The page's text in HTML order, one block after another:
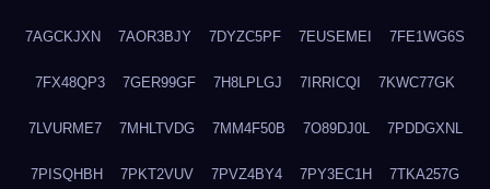
7AGCKJXN 7AOR3BJY 7DYZC5PF 7EUSEMEI 7FE1WG6S
7FX48QP3 7GER99GF 7H8LPLGJ 7IRRICQI 7KWC77GK
7LVURME7 7MHLTVDG 7MM4F50B 7O89DJ0L 7PDDGXNL
7PISQHBH 7PKT2VUV 7PVZ4BY4 7PY3EC1H 7TKA257G